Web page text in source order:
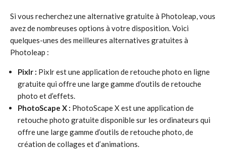
Si vous recherchez une alternative gratuite à Photoleap, vous
avez de nombreuses options à votre disposition. Voici
quelques-unes des meilleures alternatives gratuites à
Photoleap :
Pixlr : Pixlr est une application de retouche photo en ligne
gratuite qui offre une large gamme d’outils de retouche
photo et d’effets.
PhotoScape X : PhotoScape X est une application de
retouche photo gratuite disponible sur les ordinateurs qui
offre une large gamme d’outils de retouche photo, de
création de collages et d’animations.